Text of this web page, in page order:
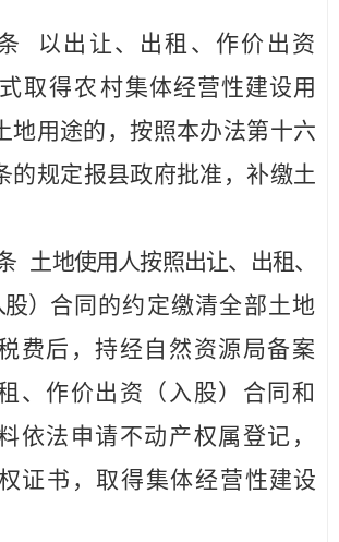
以出让、出租、作价出资
取得农村集体经营性建设用
地用途的，按照本办法第十六
的规定报县政府批准，补缴土
土地使用人按照出让、出租、
） 合同的约定缴清全部土地
费后，持经自然资源局备案
、作价出资（入股）合同和
依法申请不动产权属登记，
证书，取得集体经营性建设